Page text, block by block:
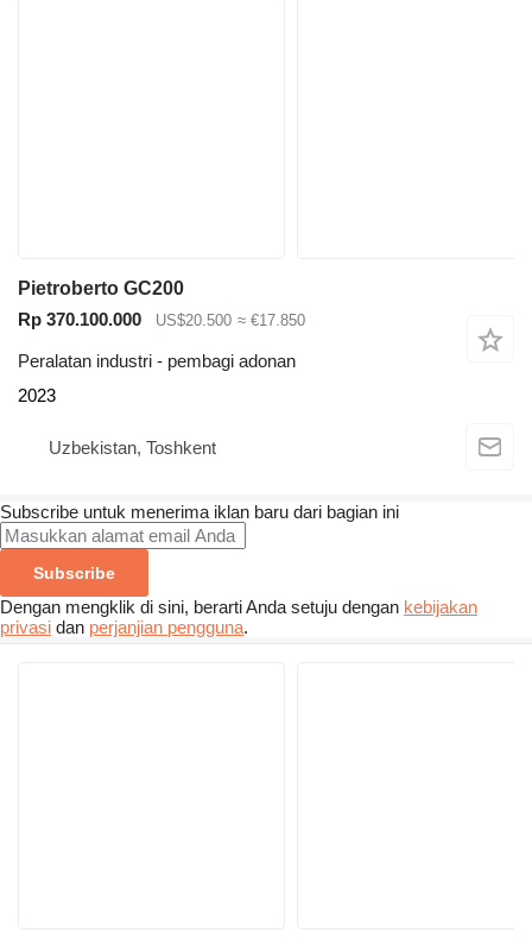
Pietroberto GC200
Rp 370.100.000
US$20.500 ≈ €17.850
Peralatan industri - pembagi adonan
2023
Uzbekistan, Toshkent
Subscribe untuk menerima iklan baru dari bagian ini
Subscribe
Dengan mengklik di sini, berarti Anda setuju dengan kebijakan
privasi dan perjanjian pengguna.